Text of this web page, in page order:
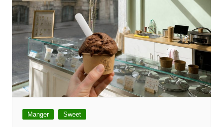
a
t
i
o
n
d
e
Manger Sweet